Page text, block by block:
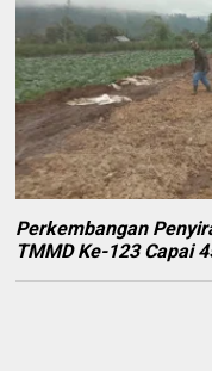
Perkembangan
TMMD Ke-123 Capai